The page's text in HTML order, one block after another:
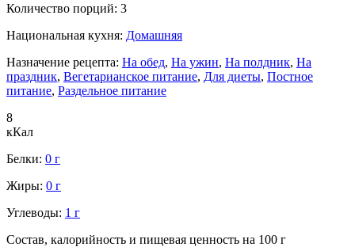
Количество порций: 3
Национальная кухня: Домашняя
Назначение рецепта: На обед, На ужин, На полдник, На
праздник, Вегетарианское питание, Для диеты, Постное
питание, Раздельное питание
8
кКал
Белки: 0 г
Жиры: 0 г
Углеводы: 1 г
Состав, калорийность и пищевая ценность на 100 г